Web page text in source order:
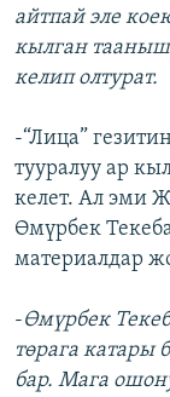
айтпай эле
кылган
келип олтурат.
-“Лица”
тууралуу ар
келет. Ал эми
Өмүрбек
материалдар
-Өмүрбек
төрага катары
бар. Мага